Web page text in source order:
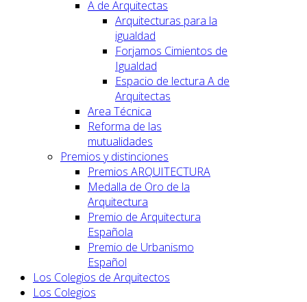
A de Arquitectas
Arquitecturas para la
igualdad
Forjamos Cimientos de
Igualdad
Espacio de lectura A de
Arquitectas
Area Técnica
Reforma de las
mutualidades
Premios y distinciones
Premios ARQUITECTURA
Medalla de Oro de la
Arquitectura
Premio de Arquitectura
Española
Premio de Urbanismo
Español
Los Colegios de Arquitectos
Los Colegios